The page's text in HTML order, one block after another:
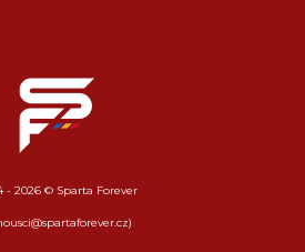
- 2026 © Sparta Forever